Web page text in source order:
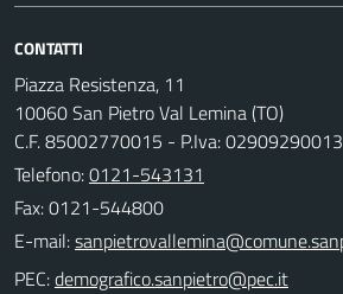
CONTATTI
Piazza Resistenza, 11
10060 San Pietro Val Lemina (TO)
C.F. 85002770015 - P.Iva: 02909290013
Telefono:0121-543131
Fax: 0121-544800
E-mail:
PEC: